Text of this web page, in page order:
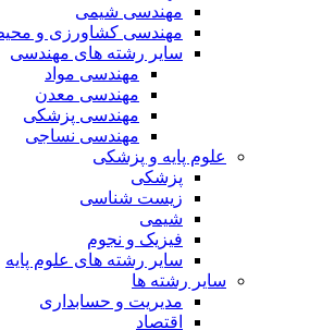
مهندسی شیمی
مهندسی کشاورزی و محیط
سایر رشته های مهندسی
مهندسی مواد
مهندسی معدن
مهندسی پزشکی
مهندسی نساجی
علوم پایه و پزشکی
پزشکی
زیست شناسی
شیمی
فیزیک و نجوم
سایر رشته های علوم پایه
سایر رشته ها
مدیریت و حسابداری
اقتصاد